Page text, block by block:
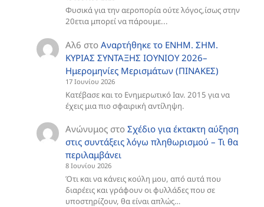
Φυσικά για την αεροπορία ούτε λόγος,ίσως στην
20ετια μπορεί να πάρουμε...
Αλ6 στοAναρτήθηκε το ENHM. ΣΗΜ.
ΚΥΡΙΑΣ ΣΥΝΤΑΞΗΣ ΙΟΥΝΙΟΥ 2026–
Ημερομηνίες Μερισμάτων (ΠΙΝΑΚΕΣ)
17 Ιουνίου 2026
Κατέβασε και το Ενημερωτικό Ιαν. 2015 για να
έχεις μια πιο σφαιρική αντίληψη.
Ανώνυμος στοΣχέδιο για έκτακτη αύξηση
στις συντάξεις λόγω πληθωρισμού – Τι θα
περιλαμβάνει
8 Ιουνίου 2026
Ότι και να κάνεις κούλη μου, από αυτά που
διαρέεις και γράφουν οι φυλλάδες που σε
υποστηρίζουν, θα είναι απλώς…